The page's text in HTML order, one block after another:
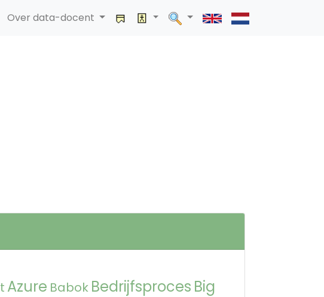
Over data-docent
Azure Babok Bedrijfsproces Big